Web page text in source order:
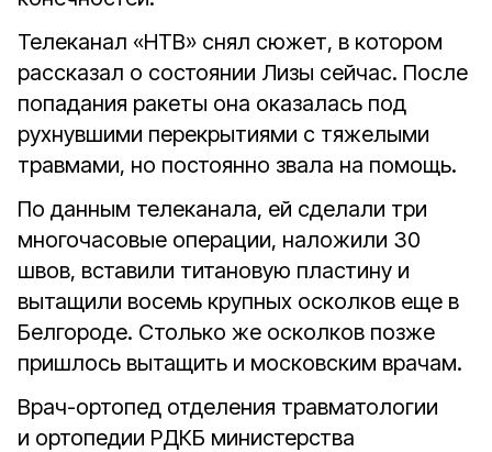
Телеканал «НТВ» снял сюжет, в котором
рассказал о состоянии Лизы сейчас. После
попадания ракеты она оказалась под
рухнувшими перекрытиями с тяжелыми
травмами, но постоянно звала на помощь.
По данным телеканала, ей сделали три
многочасовые операции, наложили 30
швов, вставили титановую пластину и
вытащили восемь крупных осколков еще в
Белгороде. Столько же осколков позже
пришлось вытащить и московским врачам.
Врач-ортопед отделения травматологии
и ортопедии РДКБ министерства